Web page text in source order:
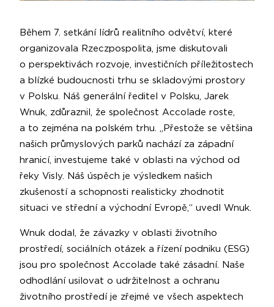
Během 7. setkání lídrů realitního odvětví, které
organizovala Rzeczpospolita, jsme diskutovali
o perspektivách rozvoje, investičních příležitostech
a blízké budoucnosti trhu se skladovými prostory
v Polsku. Náš generální ředitel v Polsku, Jarek
Wnuk, zdůraznil, že společnost Accolade roste,
a to zejména na polském trhu. „Přestože se většina
našich průmyslových parků nachází za západní
hranicí, investujeme také v oblasti na východ od
řeky Visly. Náš úspěch je výsledkem našich
zkušeností a schopnosti realisticky zhodnotit
situaci ve střední a východní Evropě,“ uvedl Wnuk.
Wnuk dodal, že závazky v oblasti životního
prostředí, sociálních otázek a řízení podniku (ESG)
jsou pro společnost Accolade také zásadní. Naše
odhodlání usilovat o udržitelnost a ochranu
životního prostředí je zřejmé ve všech aspektech